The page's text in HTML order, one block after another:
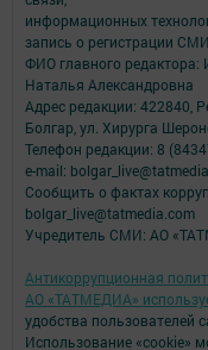
информационных
запись о регистрации
ФИО главного редактора:
Наталья Александровна
Адрес редакции: 422840,
Болгар, ул. Хирурга
Телефон редакции: 8
e-mail:
Сообщить о фактах
bolgar_live@tatmedia.com
Учредитель СМИ: АО
Антикоррупционная
АО «ТАТМЕДИА»
удобства пользователей
Использование «cookie»